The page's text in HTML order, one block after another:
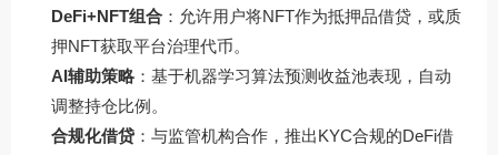
DeFi+NFT组合 ：允许用户将NFT作为抵押品借贷，或质
押NFT获取平台治理代币。
AI辅助策略 ：基于机器学习算法预测收益池表现，自动
调整持仓比例。
合规化借贷 ：与监管机构合作，推出KYC合规的DeFi借